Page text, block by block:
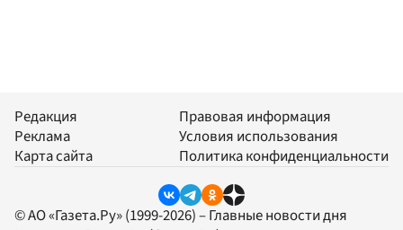
Редакция
Реклама
Карта сайта
Правовая информация
Условия использования
Политика конфиденциальности
© АО «Газета.Ру» (1999-2026) – Главные новости дня